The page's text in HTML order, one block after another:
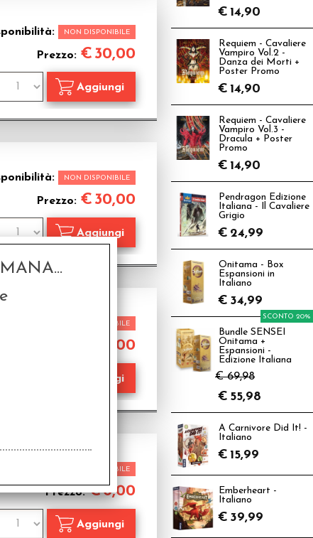
NON DISPONIBILE
Prezzo: € 30,00
NON DISPONIBILE
Prezzo: € 30,00
NON DISPONIBILE
10,00
NON DISPONIBILE
Prezzo:€6,00
€ 14,90
Requiem - Cavaliere
Vampiro Vol.2 -
Danza dei Morti +
Poster Promo
€ 14,90
Requiem - Cavaliere
Vampiro Vol.3 -
Dracula + Poster
Promo
€ 14,90
Pendragon Edizione
Italiana - Il Cavaliere
Grigio
€ 24,99
Onitama - Box
Espansioni in
Italiano
€ 34,99
Bundle SENSEI
Onitama +
Espansioni -
Edizione Italiana
€ 69,98
SCONTO 20%
€ 55,98
A Carnivore Did It! -
Italiano
€ 15,99
Emberheart -
Italiano
€ 39,99